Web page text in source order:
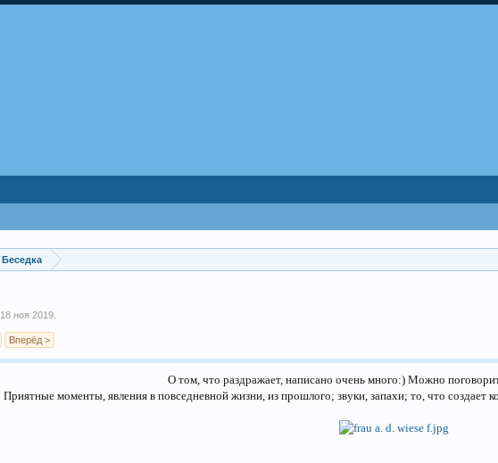
Беседка
18 ноя 2019
Вперёд >
О том, что раздражает, написано очень много:) Можно
Приятные моменты, явления в повседневной жизни, из прошлого; звуки, запахи; то, что